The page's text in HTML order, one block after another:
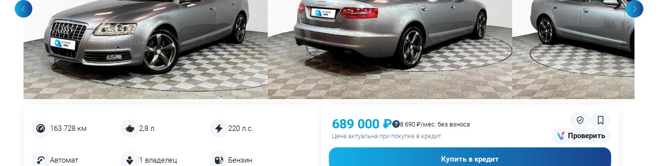
163 728 км 2,8 л. 220 л.с.
Автомат 1 владелец Бензин
689 000 ₽
8 690 ₽/мес. без взноса
Цена актуальна при покупке в кредит
Проверить
Купить в кредит